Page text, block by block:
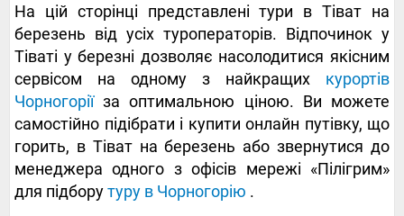
На цій сторінці представлені тури в Тіват на
березень від усіх туроператорів. Відпочинок у
Тіваті у березні дозволяє насолодитися якісним
сервісом на одному з найкращих курортів
Чорногоріїза оптимальною ціною. Ви можете
самостійно підібрати і купити онлайн путівку, що
горить, в Тіват на березень або звернутися до
менеджера одного з офісів мережі «Пілігрим»
для підборутуру в Чорногорію .